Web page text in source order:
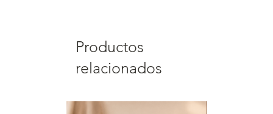
Fondo: cedro, almizcle, musgo
Productos
relacionados